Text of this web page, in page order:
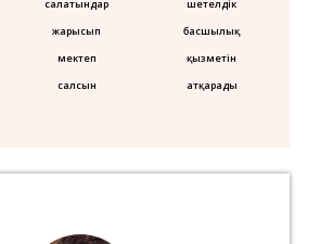
салатындар
жарысып
мектеп
салсын
шетелдік
басшылық
қызметін
атқарады